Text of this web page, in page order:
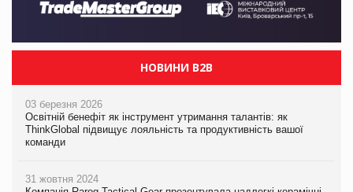
НОВИНИ B2B
03 березня 2026
Освітній бенефіт як інструмент утримання талантів: як
ThinkGlobal підвищує лояльність та продуктивність вашої
команди
31 жовтня 2024